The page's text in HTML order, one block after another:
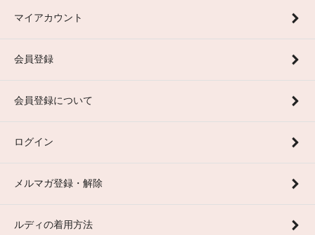
マイアカウント
会員登録
会員登録について
ログイン
メルマガ登録・解除
ルディの着用方法